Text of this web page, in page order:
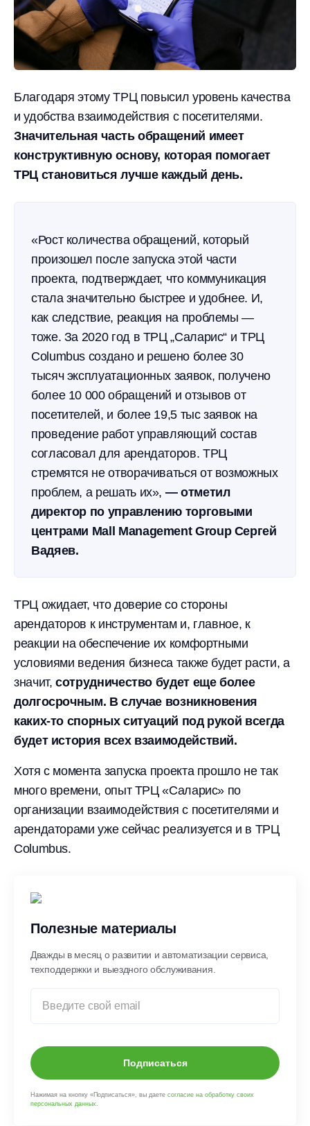
Благодаря этому ТРЦ повысил уровень качества
и удобства взаимодействия с посетителями.
Значительная часть обращений имеет
конструктивную основу, которая помогает
ТРЦ становиться лучше каждый день.
«Рост количества обращений, который
произошел после запуска этой части
проекта, подтверждает, что коммуникация
стала значительно быстрее и удобнее. И,
как следствие, реакция на проблемы —
тоже. За 2020 год в ТРЦ „Саларис“ и ТРЦ
Columbus создано и решено более 30
тысяч эксплуатационных заявок, получено
более 10 000 обращений и отзывов от
посетителей, и более 19,5 тыс заявок на
проведение работ управляющий состав
согласовал для арендаторов. ТРЦ
стремятся не отворачиваться от возможных
проблем, а решать их», — отметил
директор по управлению торговыми
центрами Mall Management Group Сергей
Вадяев.
ТРЦ ожидает, что доверие со стороны
арендаторов к инструментам и, главное, к
реакции на обеспечение их комфортными
условиями ведения бизнеса также будет расти, а
значит,сотрудничество будет еще более
долгосрочным. В случае возникновения
каких-то спорных ситуаций под рукой всегда
будет история всех взаимодействий.
Хотя с момента запуска проекта прошло не так
много времени, опыт ТРЦ «Саларис» по
организации взаимодействия с посетителями и
арендаторами уже сейчас реализуется и в ТРЦ
Columbus.
Полезные материалы
Дважды в месяц о развитии и автоматизации сервиса,
техподдержки и выездного обслуживания.
Подписаться
Нажимая на кнопку «Подписаться», вы даете согласие на обработку своих
персональных данных